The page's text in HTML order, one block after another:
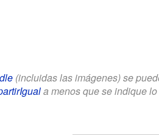
(incluidas las imágenes) se
a menos que se indique